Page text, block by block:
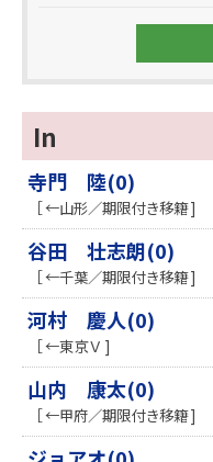
In
寺門 陸(0)
［ ←山形／期限付き移籍 ]
谷田 壮志朗(0)
［ ←千葉／期限付き移籍 ]
河村 慶人(0)
［ ←東京Ｖ ]
山内 康太(0)
［ ←甲府／期限付き移籍 ]